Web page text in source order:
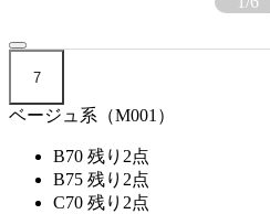
7
ベージュ系（M001）
B70 残り2点
B75 残り2点
C70 残り2点